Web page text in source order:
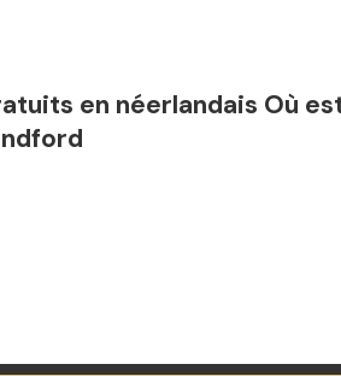
en néerlandais Où